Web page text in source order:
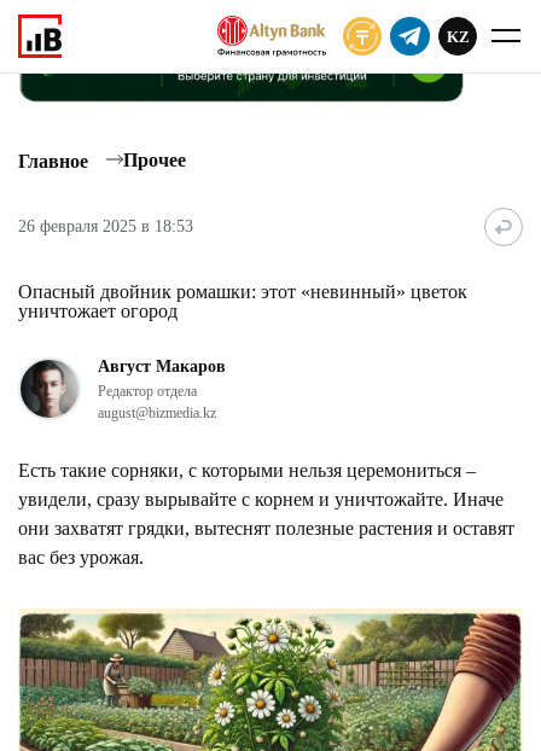
KZ
Главное Прочее
26 февраля 2025 в 18:53
Опасный двойник ромашки: этот «невинный» цветок
уничтожает огород
Август Макаров
Редактор отдела
august@bizmedia.kz
Есть такие сорняки, с которыми нельзя церемониться –
увидели, сразу вырывайте с корнем и уничтожайте. Иначе
они захватят грядки, вытеснят полезные растения и оставят
вас без урожая.